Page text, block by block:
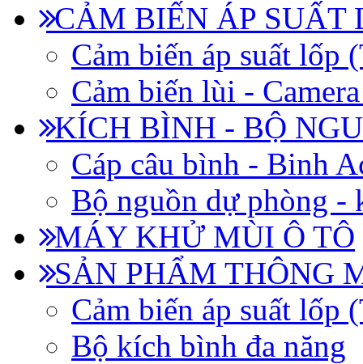
CẢM BIẾN ÁP SUẤT
Cảm biến áp suất lốp
Cảm biến lùi -
KÍCH BÌNH - BỘ
Cáp câu bình - Binh
Bộ nguồn dự phòng -
MÁY KHỬ MÙI Ô TÔ
SẢN PHẨM THÔNG
Cảm biến áp suất lốp
Bộ kích bình đa năng